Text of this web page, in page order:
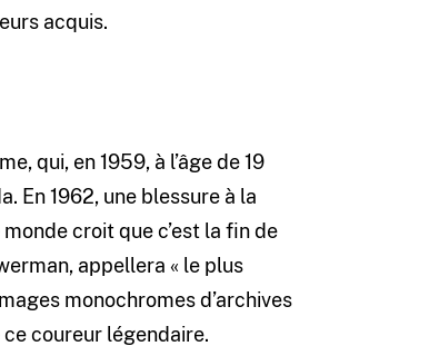
acquis.
qui, en 1959, à l’âge de 19
En 1962, une blessure à la
croit que c’est la fin de
appellera « le plus
monochromes d’archives
coureur légendaire.